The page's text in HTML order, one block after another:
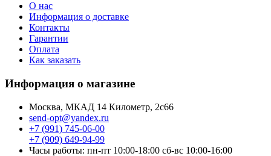
О нас
Информация о доставке
Контакты
Гарантии
Оплата
Как заказать
Информация о магазине
Москва, МКАД 14 Километр, 2с66
send-opt@yandex.ru
+7 (991) 745-06-00
+7 (909) 649-94-99
Часы работы: пн-пт 10:00-18:00 сб-вс 10:00-16:00